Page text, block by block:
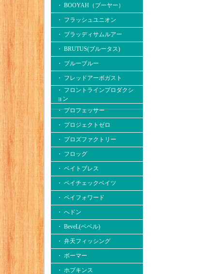
・ BOOYAH（ブーヤー）
・ フラッシュユニオン
・ ブラッディサムルアー
・ BRUTUS(ブルータス)
・ ブルーブルー
・ フレッドアーボガスト
・ フロントラインプロダクシ
ョン
・ プロフェッサー
・ プロジェクトゼロ
・ プロズファクトリー
・ フロッグ
・ ベイトブレス
・ ペイチェックベイツ
・ ペイフォワード
・ へドン
・ BeveL(ベベル)
・ 弁天フィッシング
・ ボーマー
・ ホプキンス